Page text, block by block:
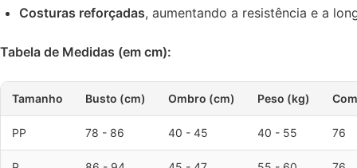
Costuras reforçadas, aumentando a resistência e a
Tabela de Medidas (em cm):
Tamanho Busto (cm) Ombro (cm) Peso (kg)
PP 78 - 86 40 - 45 40 - 55 76